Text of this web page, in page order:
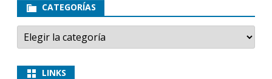
CATEGORÍAS
Categorías
LINKS